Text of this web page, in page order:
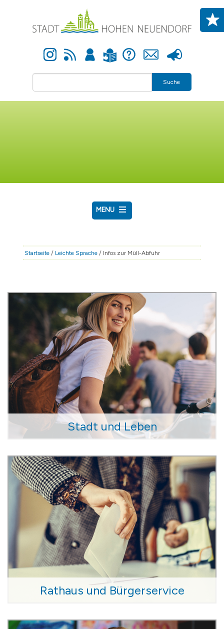
Instagram Newsfeed Anmelden Leichte Sprache Hilfe Kontakt Presse
Suche
MENU
RATHAUS & POLITIK
TOURISMUS
BAUEN & WIRTSCHAFT
Startseite / Leichte Sprache / Infos zur Müll-Abfuhr
Stadt und Leben
Rathaus und Bürgerservice